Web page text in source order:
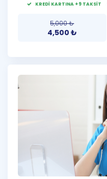
KREDİ KARTINA +9 TAKSİT
5,000₺
4,500 ₺